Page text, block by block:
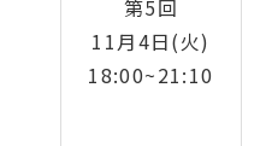
第5回
11月4日(火)
18:00~21:10